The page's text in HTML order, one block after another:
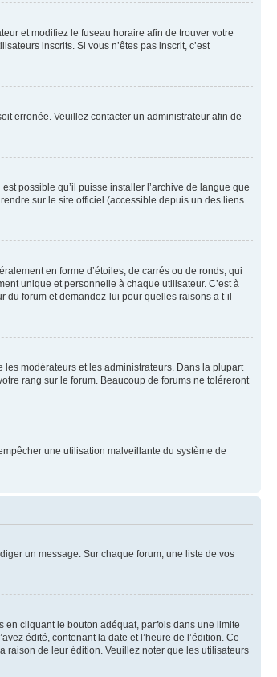
et modifiez le fuseau horaire afin de trouver votre
inscrits. Si vous n’êtes pas inscrit, c’est
erronée. Veuillez contacter un administrateur afin de
possible qu’il puisse installer l’archive de langue que
sur le site officiel (accessible depuis un des liens
en forme d’étoiles, de carrés ou de ronds, qui
unique et personnelle à chaque utilisateur. C’est à
du forum et demandez-lui pour quelles raisons a t-il
modérateurs et les administrateurs. Dans la plupart
rang sur le forum. Beaucoup de forums ne toléreront
une utilisation malveillante du système de
un message. Sur chaque forum, une liste de vos
en cliquant le bouton adéquat, parfois dans une limite
édité, contenant la date et l’heure de l’édition. Ce
raison de leur édition. Veuillez noter que les utilisateurs